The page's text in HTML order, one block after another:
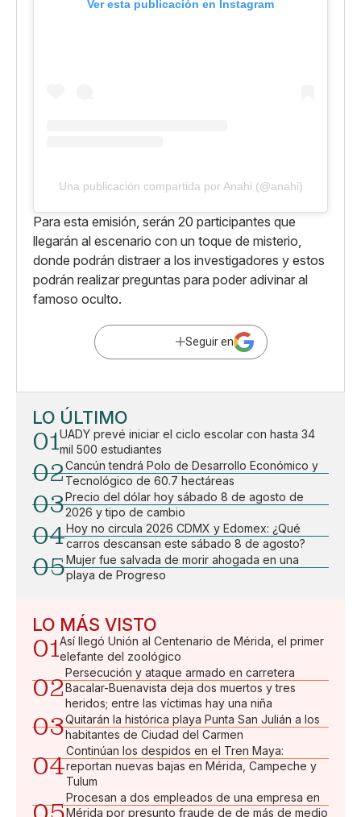
Ver esta publicación en Instagram
Una publicación compartida por Anahi (@anahi)
Para esta emisión, serán 20 participantes que
llegarán al escenario con un toque de misterio,
donde podrán distraer a los investigadores y estos
podrán realizar preguntas para poder adivinar al
famoso oculto.
Seguir en
LO ÚLTIMO
01UADY prevé iniciar el ciclo escolar con hasta 34
mil 500 estudiantes
02Cancún tendrá Polo de Desarrollo Económico y
Tecnológico de 60.7 hectáreas
03Precio del dólar hoy sábado 8 de agosto de
2026 y tipo de cambio
04Hoy no circula 2026 CDMX y Edomex: ¿Qué
carros descansan este sábado 8 de agosto?
05Mujer fue salvada de morir ahogada en una
playa de Progreso
LO MÁS VISTO
01Así llegó Unión al Centenario de Mérida, el primer
elefante del zoológico
02
Persecución y ataque armado en carretera
Bacalar-Buenavista deja dos muertos y tres
heridos; entre las víctimas hay una niña
03Quitarán la histórica playa Punta San Julián a los
habitantes de Ciudad del Carmen
04
Continúan los despidos en el Tren Maya:
reportan nuevas bajas en Mérida, Campeche y
Tulum
Procesan a dos empleados de una empresa en
Mérida por presunto fraude de de más de medio